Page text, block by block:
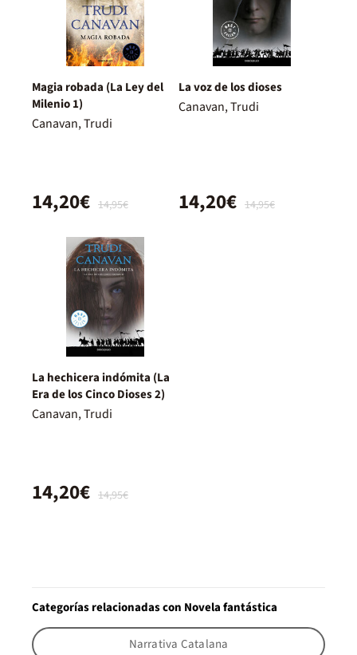
Magia robada (La Ley del
Milenio 1)
Canavan, Trudi
14,95€
14,20€
La voz de los dioses
Canavan, Trudi
14,95€
14,20€
La hechicera indómita (La
Era de los Cinco Dioses 2)
Canavan, Trudi
14,95€
14,20€
Categorías relacionadas con Novela fantástica
Narrativa Catalana